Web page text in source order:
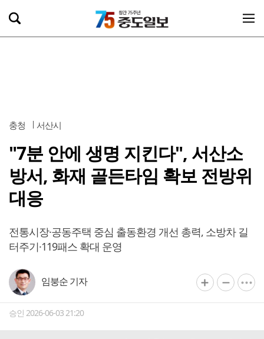
충청 서산시
"7분 안에 생명 지킨다", 서산소
방서, 화재 골든타임 확보 전방위
대응
전통시장·공동주택 중심 출동환경 개선 총력, 소방차 길
터주기·119패스 확대 운영
임붕순 기자
승인 2026-06-03 21:20